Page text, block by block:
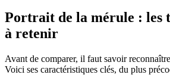
Portrait de la mérule : les
à retenir
Avant de comparer, il faut savoir
Voici ses caractéristiques clés, du plus